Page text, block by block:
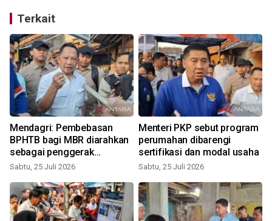
Terkait
Mendagri: Pembebasan
BPHTB bagi MBR diarahkan
sebagai penggerak
ekonomi daerah
Sabtu, 25 Juli 2026
Menteri PKP sebut program
perumahan dibarengi
sertifikasi dan modal usaha
Sabtu, 25 Juli 2026